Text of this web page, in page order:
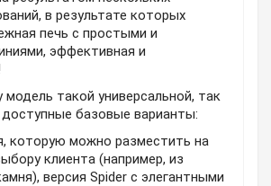
в результате которых
печь с простыми и
эффективная и
модель такой универсальной, так
базовые варианты:
, которую можно разместить на
клиента (например, из
версия Spider с элегантными